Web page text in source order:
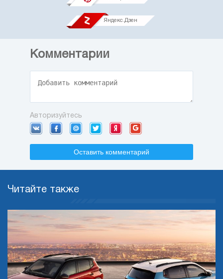
Яндекс.Дзен
Комментарии
Авторизуйтесь
Оставить комментарий
Читайте также